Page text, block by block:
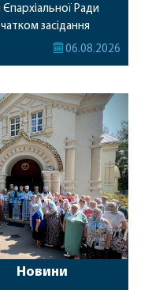
Єпархіальної Ради
засідання
імені членів Ради
Божої
та
[…]
06.08.2026
Новини